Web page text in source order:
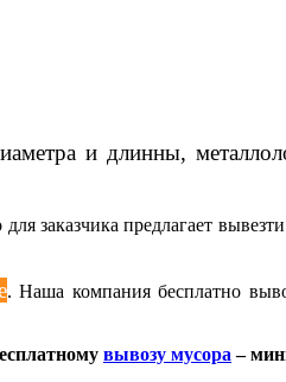
и длинны,
заказчика предлагает
. Наша компания бесплатно
вывозу мусора –